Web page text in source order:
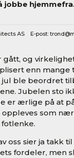
jobbe
AS E-post:
gått, og
enn mange
jul ble beordret
Jubelen sto
er ærlige på at
som
oss sier ja takk til
fordeler, men